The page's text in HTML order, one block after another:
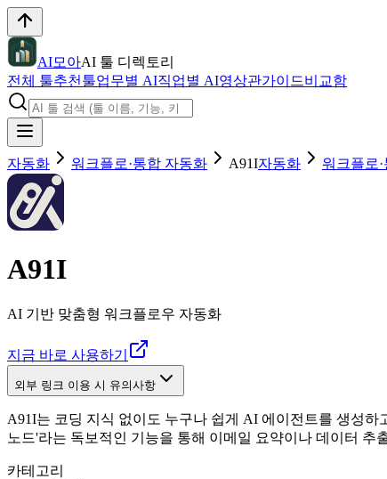
AI모아AI 툴 디렉토리
전체 툴추천툴업무별 AI직업별 AI영상관가이드비교함
자동화 워크플로·통합 자동화 A91I자동화 워크플로
A91I
AI 기반 맞춤형 워크플로우 자동화
지금 바로 사용하기
외부 링크 이용 시 유의사항
A91I는 코딩 지식 없이도 누구나 쉽게 AI 에이전트를 생성
노드'라는 독보적인 기능을 통해 이메일 요약이나 데이터
카테고리